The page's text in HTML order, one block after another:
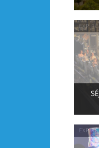
EXPIRÉ
EXPIRÉ